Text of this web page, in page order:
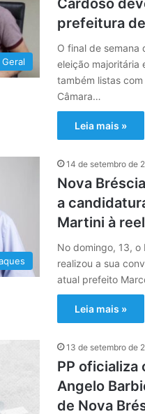
Geral
Cardoso
prefeitura
O final de semana
eleição majoritária
também listas
Câmara…
Leia mais »
14 de setembro de
Nova
a
Martini à
No domingo, 13, o
realizou a sua
atual prefeito
Leia mais »
13 de setembro de
PP oficializa
Angelo
de Nova
de 2026
do 13º
Farroupilha de
ocorre neste
da
e
e
vai